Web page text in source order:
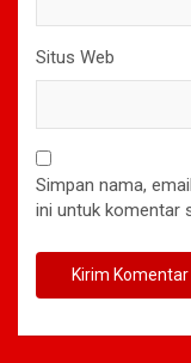
Situs Web
Simpan nama,
ini untuk komentar